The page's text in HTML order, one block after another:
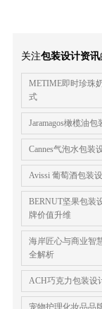
关注包装设计资讯
METIME即时珍珠
式
Jaramagos橄榄油包
Cannes气泡水包装
Avissi 葡萄酒包装
BERNUT坚果包装
牌价值升维
海岸匠心与商业智
全解析
ACH巧克力包装设
宠物护理化妆品品